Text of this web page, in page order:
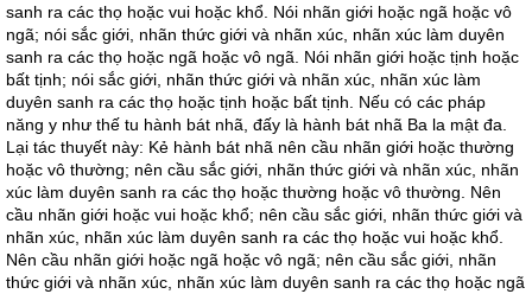
sanh ra các thọ hoặc vui hoặc khổ. Nói nhãn giới hoặc ngã hoặc vô
ngã; nói sắc giới, nhãn thức giới và nhãn xúc, nhãn xúc làm duyên
sanh ra các thọ hoặc ngã hoặc vô ngã. Nói nhãn giới hoặc tịnh hoặc
bất tịnh; nói sắc giới, nhãn thức giới và nhãn xúc, nhãn xúc làm
duyên sanh ra các thọ hoặc tịnh hoặc bất tịnh. Nếu có các pháp
năng y như thế tu hành bát nhã, đấy là hành bát nhã Ba la mật đa.
Lại tác thuyết này: Kẻ hành bát nhã nên cầu nhãn giới hoặc thường
hoặc vô thường; nên cầu sắc giới, nhãn thức giới và nhãn xúc, nhãn
xúc làm duyên sanh ra các thọ hoặc thường hoặc vô thường. Nên
cầu nhãn giới hoặc vui hoặc khổ; nên cầu sắc giới, nhãn thức giới và
nhãn xúc, nhãn xúc làm duyên sanh ra các thọ hoặc vui hoặc khổ.
Nên cầu nhãn giới hoặc ngã hoặc vô ngã; nên cầu sắc giới, nhãn
thức giới và nhãn xúc, nhãn xúc làm duyên sanh ra các thọ hoặc ngã